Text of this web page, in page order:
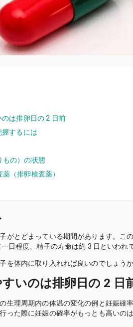
は排卵日の 2 日前
するには
もの）の状態
（排卵検査薬）
がとどまっている期間があります。こ
日程度、精子の寿命は約 3 日といわれ
を体内に取り入れれば良いのでしょう
いのは排卵日の 2 日
生理周期内の体温の変化の例と妊娠確
った際に妊娠の確率がもっとも高いの